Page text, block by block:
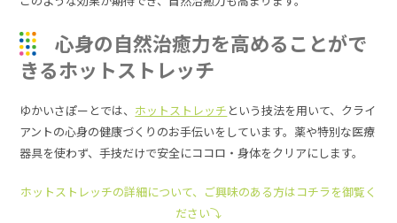
心身の自然治癒力を高めることがで
きるホットストレッチ
ゆかいさぽーとでは、 ホットストレッチ という技法を用いて、クライ
アントの心身の健康づくりのお手伝いをしています。薬や特別な医療
器具を使わず、手技だけで安全にココロ・身体をクリアにします。
ホットストレッチの詳細について、ご興味のある方はコチラを御覧く
ださい⤵